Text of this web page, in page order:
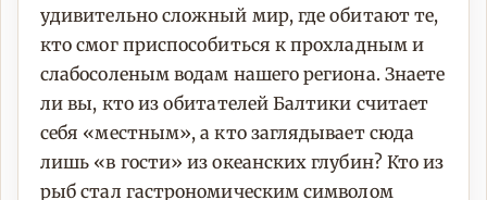
удивительно сложный мир, где обитают те,
кто смог приспособиться к прохладным и
слабосоленым водам нашего региона. Знаете
ли вы, кто из обитателей Балтики считает
себя «местным», а кто заглядывает сюда
лишь «в гости» из океанских глубин? Кто из
рыб стал гастрономическим символом